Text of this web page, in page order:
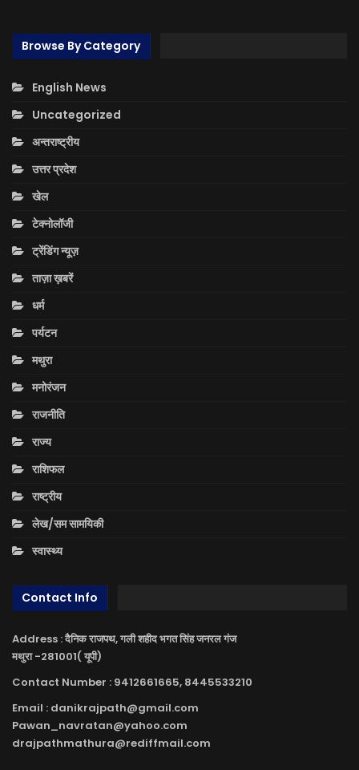
Browse By Category
English News
Uncategorized
अन्तराष्ट्रीय
उत्तर प्रदेश
खेल
टेक्नोलॉजी
ट्रेंडिंग न्यूज़
ताज़ा ख़बरें
धर्म
पर्यटन
मथुरा
मनोरंजन
राजनीति
राज्य
राशिफल
राष्ट्रीय
लेख/सम सामयिकी
स्वास्थ्य
Contact Info
Address : दैनिक राजपथ, गली शहीद भगत सिंह जनरल गंज
मथुरा -281001( यूपी)
Contact Number : 9412661665, 8445533210
Email : danikrajpath@gmail.com
Pawan_navratan@yahoo.com
drajpathmathura@rediffmail.com